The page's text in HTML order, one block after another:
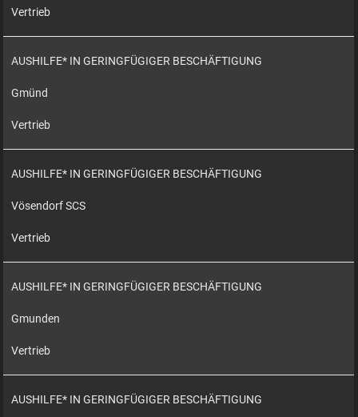
Vertrieb
AUSHILFE* IN GERINGFÜGIGER BESCHÄFTIGUNG
Gmünd
Vertrieb
AUSHILFE* IN GERINGFÜGIGER BESCHÄFTIGUNG
Vösendorf SCS
Vertrieb
AUSHILFE* IN GERINGFÜGIGER BESCHÄFTIGUNG
Gmunden
Vertrieb
AUSHILFE* IN GERINGFÜGIGER BESCHÄFTIGUNG